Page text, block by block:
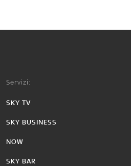
Servizi:
SKY TV
SKY BUSINESS
NOW
SKY BAR